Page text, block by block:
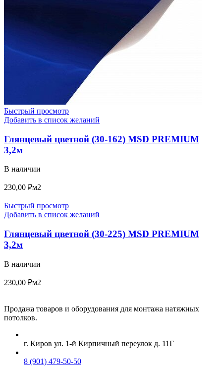
Быстрый просмотр
Добавить в список желаний
Глянцевый цветной (30-162) MSD PREMIUM
3,2м
В наличии
230,00 ₽м2
Быстрый просмотр
Добавить в список желаний
Глянцевый цветной (30-225) MSD PREMIUM
3,2м
В наличии
230,00 ₽м2
Продажа товаров и оборудования для монтажа натяжных
потолков.
г. Киров ул. 1-й Кирпичный переулок д. 11Г
8 (901) 479-50-50